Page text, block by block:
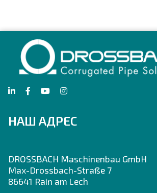
НАШ АДРЕС
DROSSBACH Maschinenbau GmbH
Max-Drossbach-Straße 7
86641 Rain am Lech